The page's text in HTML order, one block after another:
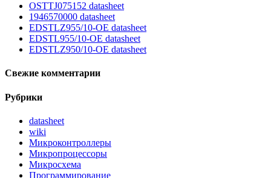
OSTTJ075152 datasheet
1946570000 datasheet
EDSTLZ955/10-OE datasheet
EDSTL955/10-OE datasheet
EDSTLZ950/10-OE datasheet
Свежие комментарии
Рубрики
datasheet
wiki
Микроконтроллеры
Микропроцессоры
Микросхема
Программирование